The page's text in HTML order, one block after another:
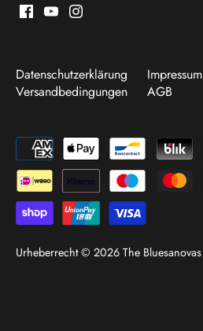
Datenschutzerklärung Impressum
Versandbedingungen
AGB
Urheberrecht © 2026 The Bluesanovas